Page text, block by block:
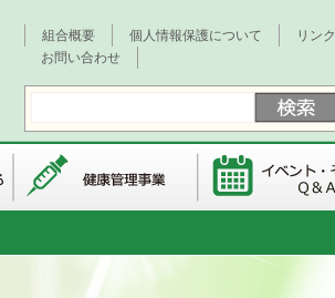
組合概要 個人情報保護について リンク
お問い合わせ